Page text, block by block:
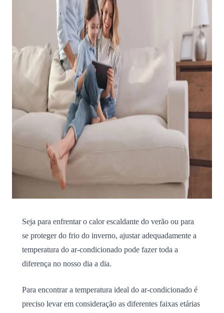
Seja para enfrentar o calor escaldante do verão ou para
se proteger do frio do inverno, ajustar adequadamente a
temperatura do ar-condicionado pode fazer toda a
diferença no nosso dia a dia.
Para encontrar a temperatura ideal do ar-condicionado é
preciso levar em consideração as diferentes faixas etárias